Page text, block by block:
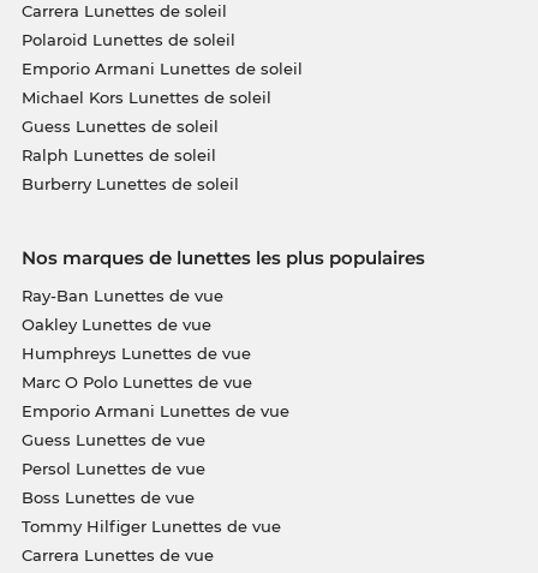
Carrera Lunettes de soleil
Polaroid Lunettes de soleil
Emporio Armani Lunettes de soleil
Michael Kors Lunettes de soleil
Guess Lunettes de soleil
Ralph Lunettes de soleil
Burberry Lunettes de soleil
Nos marques de lunettes les plus populaires
Ray-Ban Lunettes de vue
Oakley Lunettes de vue
Humphreys Lunettes de vue
Marc O Polo Lunettes de vue
Emporio Armani Lunettes de vue
Guess Lunettes de vue
Persol Lunettes de vue
Boss Lunettes de vue
Tommy Hilfiger Lunettes de vue
Carrera Lunettes de vue